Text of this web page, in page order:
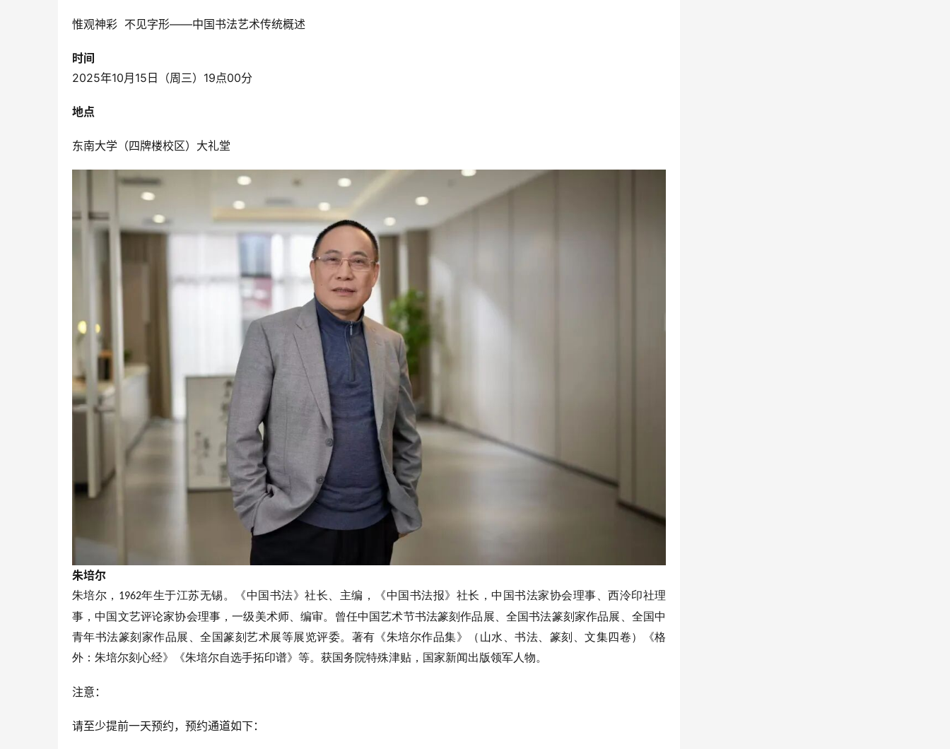
惟观神彩 不见字形——中国书法艺术传统概述
时间
2025年10月15日（周三）19点00分
地点
东南大学（四牌楼校区）大礼堂
朱培尔
朱培尔， 1962年生于江苏无锡。《中国书法》社长、主编，《中国书法报》社长，中国书法家协会理事、西泠印社理
事，中国文艺评论家协会理事，一级美术师、编审。曾任中国艺术节书法篆刻作品展、全国书法篆刻家作品展、全国中
青年书法篆刻家作品展、全国篆刻艺术展等展览评委。著有《朱培尔作品集》（山水、书法、篆刻、文集四卷）《格
外：朱培尔刻心经》《朱培尔自选手拓印谱》等。获国务院特殊津贴，国家新闻出版领军人物。
注意：
请至少提前一天预约，预约通道如下：